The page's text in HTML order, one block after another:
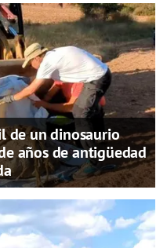
de un dinosaurio
años de antigüedad